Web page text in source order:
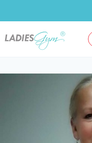
do
treści